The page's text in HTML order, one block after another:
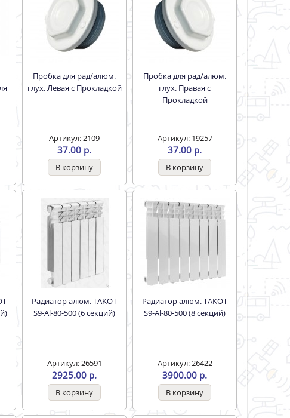
Пробка для рад/алюм.
глух. Левая с Прокладкой
Артикул: 2109
37.00 р.
Пробка для рад/алюм.
глух. Правая с
Прокладкой
Артикул: 19257
37.00 р.
Радиатор алюм. TAKOT
S9-Al-80-500 (6 секций)
Артикул: 26591
2925.00 р.
Радиатор алюм. TAKOT
S9-Al-80-500 (8 секций)
Артикул: 26422
3900.00 р.